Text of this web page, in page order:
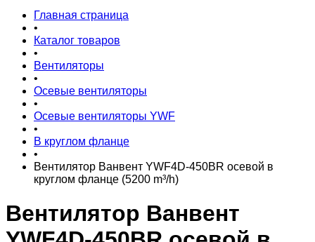
Главная страница
•
Каталог товаров
•
Вентиляторы
•
Осевые вентиляторы
•
Осевые вентиляторы YWF
•
В круглом фланце
•
Вентилятор Ванвент YWF4D-450BR осевой в
круглом фланце (5200 m³/h)
Вентилятор Ванвент